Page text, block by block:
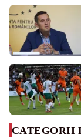
CATEGORII